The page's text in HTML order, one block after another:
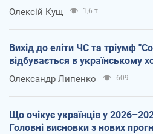
Олексій Кущ 1,6 т.
Вихід до еліти ЧС та тріумф
відбувається в українському
Олександр Липенко 609
Що очікує українців у
Головні висновки з нових